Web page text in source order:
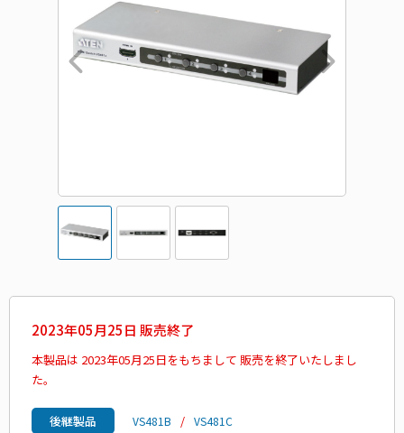
2023年05月25日 販売終了
本製品は 2023年05月25日をもちまして 販売を終了いたしまし
た。
後継製品 VS481B VS481C